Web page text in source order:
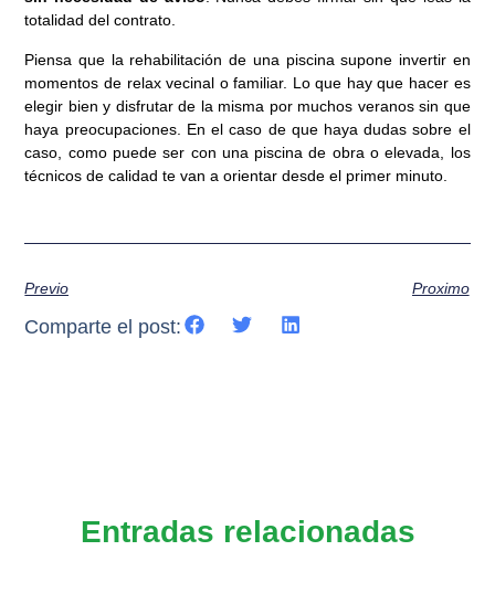
totalidad del contrato.
Piensa que la rehabilitación de una piscina supone invertir en
momentos de relax vecinal o familiar. Lo que hay que hacer es
elegir bien y disfrutar de la misma por muchos veranos sin que
haya preocupaciones. En el caso de que haya dudas sobre el
caso, como puede ser con una piscina de obra o elevada, los
técnicos de calidad te van a orientar desde el primer minuto.
Previo Proximo
Comparte el post:
Entradas relacionadas